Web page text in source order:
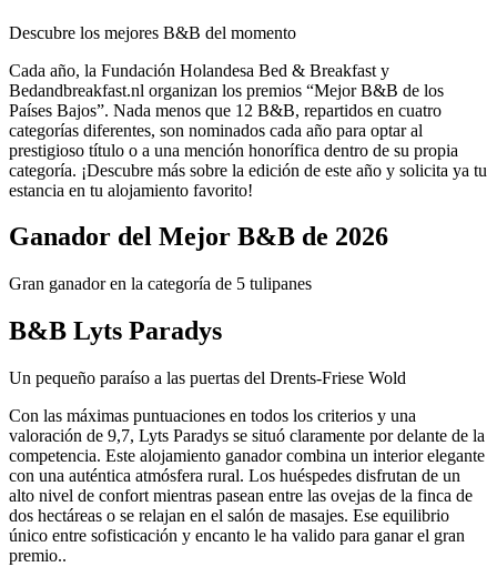
Descubre los mejores B&B del momento
Cada año, la Fundación Holandesa Bed & Breakfast y
Bedandbreakfast.nl organizan los premios “Mejor B&B de los
Países Bajos”. Nada menos que 12 B&B, repartidos en cuatro
categorías diferentes, son nominados cada año para optar al
prestigioso título o a una mención honorífica dentro de su propia
categoría. ¡Descubre más sobre la edición de este año y solicita ya tu
estancia en tu alojamiento favorito!
Ganador del Mejor B&B de 2026
Gran ganador en la categoría de 5 tulipanes
B&B Lyts Paradys
Un pequeño paraíso a las puertas del Drents-Friese Wold
Con las máximas puntuaciones en todos los criterios y una
valoración de 9,7, Lyts Paradys se situó claramente por delante de la
competencia. Este alojamiento ganador combina un interior elegante
con una auténtica atmósfera rural. Los huéspedes disfrutan de un
alto nivel de confort mientras pasean entre las ovejas de la finca de
dos hectáreas o se relajan en el salón de masajes. Ese equilibrio
único entre sofisticación y encanto le ha valido para ganar el gran
premio..